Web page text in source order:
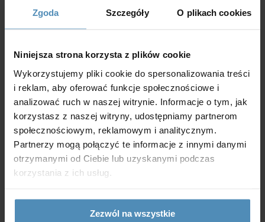
Zgoda Szczegóły O plikach cookies
Niniejsza strona korzysta z plików cookie
Wykorzystujemy pliki cookie do spersonalizowania treści
i reklam, aby oferować funkcje społecznościowe i
analizować ruch w naszej witrynie. Informacje o tym, jak
korzystasz z naszej witryny, udostępniamy partnerom
społecznościowym, reklamowym i analitycznym.
Partnerzy mogą połączyć te informacje z innymi danymi
otrzymanymi od Ciebie lub uzyskanymi podczas
korzystania z ich usług.
Zezwól na wszystkie
zewnętrznym.
Montaż
Centrala jest przeznaczona do montażu
podłogowego, podwieszanego lub ściennego za
pomocą wsporników. Urządzenie może być
głównych pomieszczeniach użytkowych (nad sufitem